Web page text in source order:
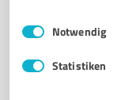
Impressum
Einwilligungsauswahl
Notwendig
Statistiken